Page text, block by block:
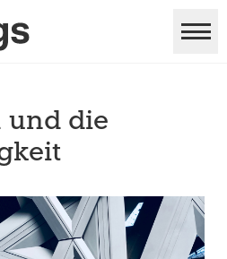
und die